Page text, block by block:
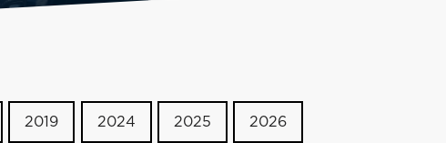
2019 2024 2025 2026